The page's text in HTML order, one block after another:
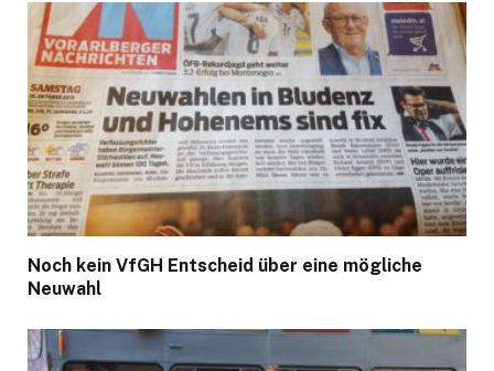
Noch kein VfGH Entscheid über eine mögliche
Neuwahl